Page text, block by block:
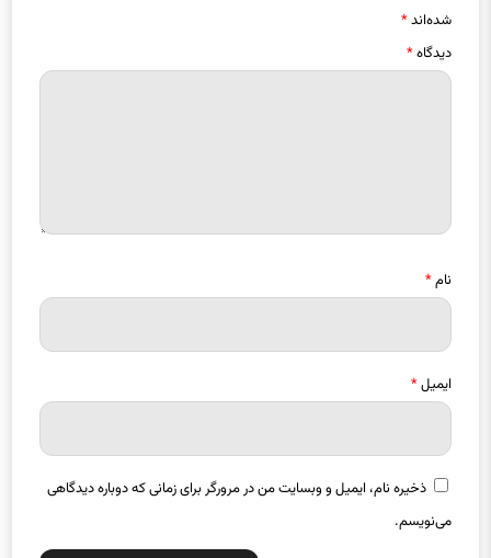
شده‌اند*
دیدگاه*
نام*
ایمیل*
ذخیره نام، ایمیل و وبسایت من در مرورگر برای زمانی که دوباره دیدگاهی
می‌نویسم.